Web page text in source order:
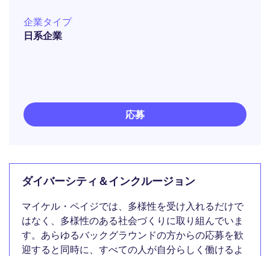
企業タイプ
日系企業
応募
ダイバーシティ＆インクルージョン
マイケル・ペイジでは、多様性を受け入れるだけで
はなく、多様性のある社会づくりに取り組んでいま
す。あらゆるバックグラウンドの方からの応募を歓
迎すると同時に、すべての人が自分らしく働けるよ